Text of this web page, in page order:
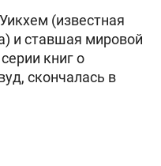
(известная
и ставшая мировой
книг о
скончалась в